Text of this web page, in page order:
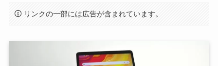
リンクの一部には広告が含まれています。